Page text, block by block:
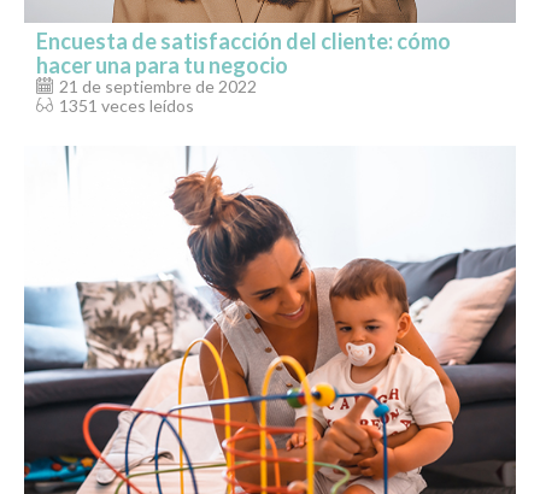
Encuesta de satisfacción del cliente: cómo
hacer una para tu negocio
21 de septiembre de 2022
1351 veces leídos